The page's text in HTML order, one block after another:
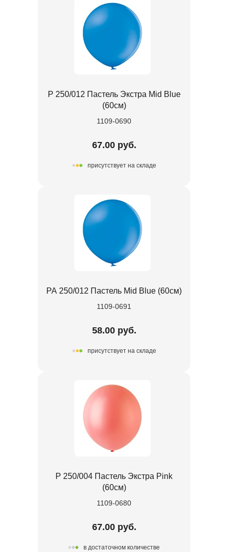
Р 250/012 Пастель Экстра Mid Blue
(60cм)
1109-0690
67.00 руб.
присутствует на складе
РА 250/012 Пастель Mid Blue (60см)
1109-0691
58.00 руб.
присутствует на складе
Р 250/004 Пастель Экстра Pink
(60cм)
1109-0680
67.00 руб.
в достаточном количестве